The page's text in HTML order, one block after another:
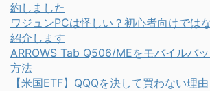
約しました
ワジュンPCは怪しい？初心者向けでは
紹介します
ARROWS Tab Q506/MEをモバイルバ
方法
【米国ETF】QQQを決して買わない理由